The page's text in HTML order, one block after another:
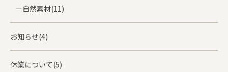
自然素材(11)
お知らせ(4)
休業について(5)